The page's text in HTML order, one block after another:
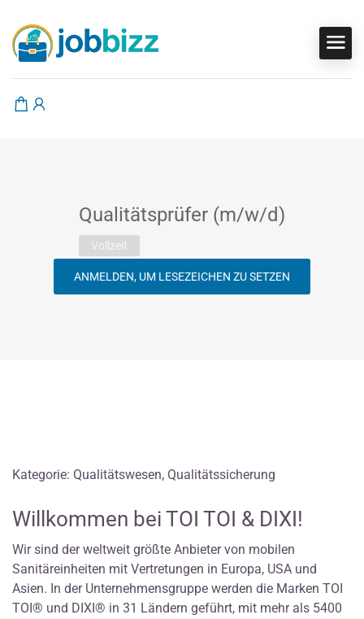
Qualitätsprüfer (m/w/d)
Vollzeit
ANMELDEN, UM LESEZEICHEN ZU SETZEN
Kategorie: Qualitätswesen, Qualitätssicherung
Willkommen bei TOI TOI & DIXI!
Wir sind der weltweit größte Anbieter von mobilen
Sanitäreinheiten mit Vertretungen in Europa, USA und
Asien. In der Unternehmensgruppe werden die Marken TOI
TOI® und DIXI® in 31 Ländern geführt, mit mehr als 5400